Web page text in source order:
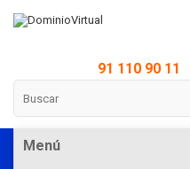
91 110 90 11
Menú